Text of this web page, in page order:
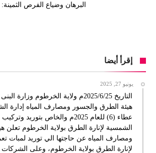
البرهان وضياع الفرص الثمينة:
إقرأ أيضا
يونيو 27, 2025
التاريخ 2025/6/25م ولاية الخرطوم
هيئة الطرق والجسور ومصارف المياه إدارة
عطاء (6) للعام 2025م والخاص
الشمسية لإنارة الطرق بولاية الخرطوم تعلن
ومصارف المياه عن حاجتها الي توريد لمبات
لإنارة الطرق بولاية الخرطوم، وعلى الشركات